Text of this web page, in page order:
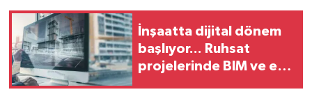
İnşaatta dijital dönem
başlıyor... Ruhsat
projelerinde BIM ve e-